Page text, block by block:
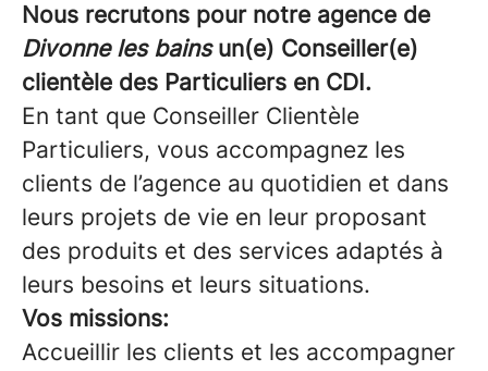
Nous recrutons pour notre agence de
Divonne les bains un(e) Conseiller(e)
clientèle des Particuliers en CDI.
En tant que Conseiller Clientèle
Particuliers, vous accompagnez les
clients de l’agence au quotidien et dans
leurs projets de vie en leur proposant
des produits et des services adaptés à
leurs besoins et leurs situations.
Vos missions:
Accueillir les clients et les accompagner